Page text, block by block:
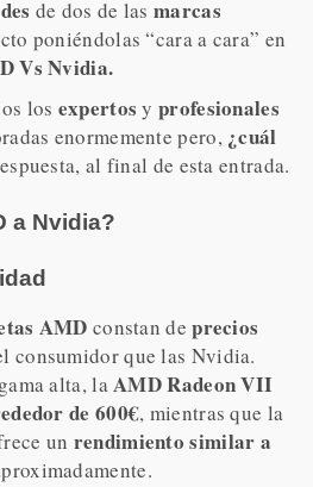
de dos de las marcas
poniéndolas “cara a cara” en
Vs Nvidia.
los expertos yprofesionales
enormemente pero, ¿cuál
al final de esta entrada.
a Nvidia?
AMD constan deprecios
consumidor que las Nvidia.
alta, laAMD Radeon VII
de 600€, mientras que la
un rendimiento similar a